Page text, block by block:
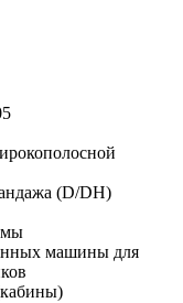
(D/DH)
машины для